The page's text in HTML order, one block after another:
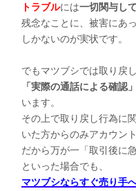
トラブルには一切関与し
残念なことに、被害にあ
しかないのが実状です。
でもマツブシでは取り戻
「実際の通話による確認」
います。
その上で取り戻し行為に
いた方からのみアカウン
だから万が一「取引後に
といった場合でも、
マツブシならすぐ売り手